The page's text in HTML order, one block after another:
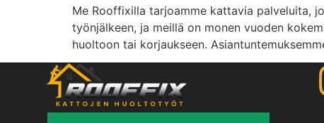
Me Rooffixilla tarjoamme kattavia palveluita,
työnjälkeen, ja meillä on monen vuoden
huoltoon tai korjaukseen.